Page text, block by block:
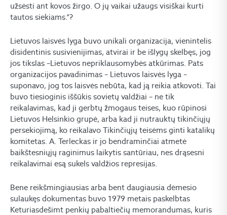
užsėsti ant kovos žirgo. O jų vaikai užaugs visiškai kurti
tautos siekiams.“?
Lietuvos laisvės lyga buvo unikali organizacija, vienintelis
disidentinis susivienijimas, atvirai ir be išlygų skelbęs, jog
jos tikslas –Lietuvos nepriklausomybės atkūrimas. Pats
organizacijos pavadinimas – Lietuvos laisvės lyga –
suponavo, jog tos laisvės nebūta, kad ją reikia atkovoti. Tai
buvo tiesioginis iššūkis sovietų valdžiai – ne tik
reikalavimas, kad ji gerbtų žmogaus teises, kuo rūpinosi
Lietuvos Helsinkio grupė, arba kad ji nutrauktų tikinčiųjų
persekiojimą, ko reikalavo Tikinčiųjų teisėms ginti katalikų
komitetas. A. Terleckas ir jo bendraminčiai atmetė
baikštesniųjų raginimus laikytis santūriau, nes drąsesni
reikalavimai esą sukels valdžios represijas.
Bene reikšmingiausias arba bent daugiausia dėmesio
sulaukęs dokumentas buvo 1979 metais paskelbtas
Keturiasdešimt penkių pabaltiečių memorandumas, kuris